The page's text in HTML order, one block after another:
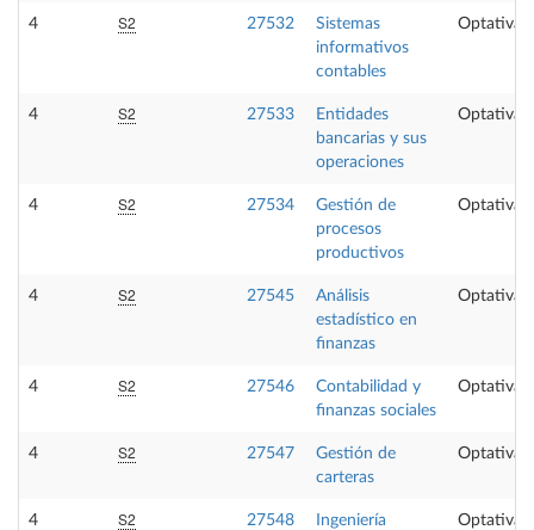
4 S2 27532
Sistemas
informativos
contables
Optativa
4 S2 27533
Entidades
bancarias y sus
operaciones
Optativa
4 S2 27534
Gestión de
procesos
productivos
Optativa
4 S2 27545
Análisis
estadístico en
finanzas
Optativa
4 S2 27546
Contabilidad y
finanzas sociales
Optativa
4 S2 27547
Gestión de
carteras
Optativa
4 S2 27548
Ingeniería
Optativa